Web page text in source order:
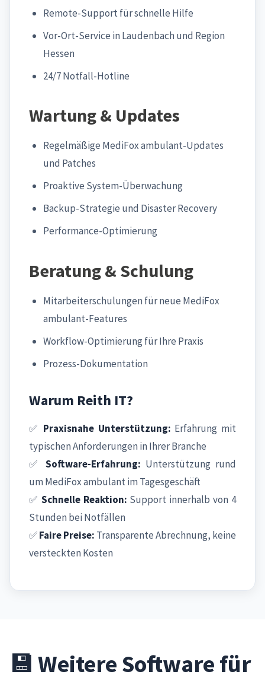
Remote-Support für schnelle Hilfe
Vor-Ort-Service in Laudenbach und Region
Hessen
24/7 Notfall-Hotline
Wartung & Updates
Regelmäßige MediFox ambulant-Updates
und Patches
Proaktive System-Überwachung
Backup-Strategie und Disaster Recovery
Performance-Optimierung
Beratung & Schulung
Mitarbeiterschulungen für neue MediFox
ambulant-Features
Workflow-Optimierung für Ihre Praxis
Prozess-Dokumentation
Warum Reith IT?
✅ Praxisnahe Unterstützung: Erfahrung mit
typischen Anforderungen in Ihrer Branche
✅ Software-Erfahrung: Unterstützung rund
um MediFox ambulant im Tagesgeschäft
✅ Schnelle Reaktion: Support innerhalb von 4
Stunden bei Notfällen
✅Faire Preise: Transparente Abrechnung, keine
versteckten Kosten
💾 Weitere Software für